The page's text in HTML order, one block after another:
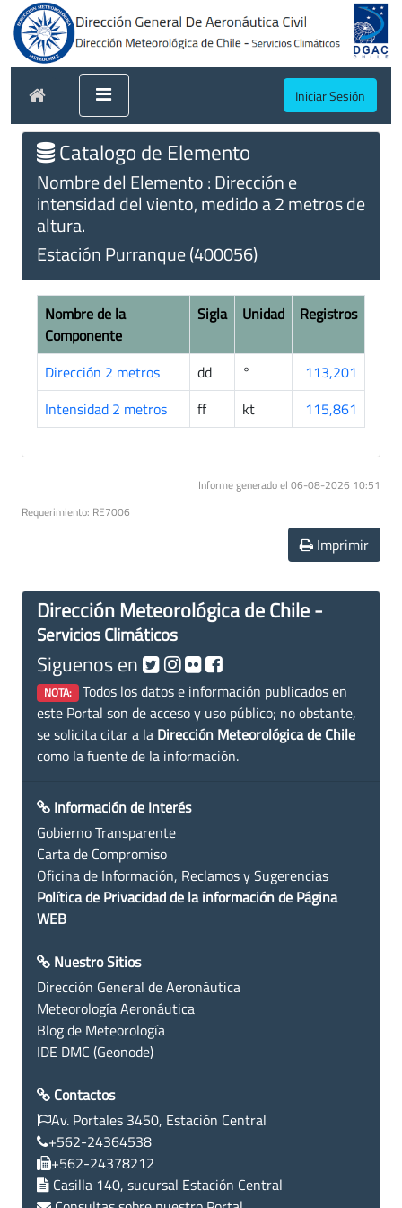
Iniciar Sesión
Catalogo de Elemento
Nombre del Elemento : Dirección e
intensidad del viento, medido a 2 metros de
altura.
Estación Purranque (400056)
Nombre de la
Componente
Sigla Unidad Registros
Dirección 2 metros dd °
113,201
Intensidad 2 metros
ff kt 115,861
Informe generado el 06-08-2026 10:51
Requerimiento: RE7006
Imprimir
Dirección Meteorológica de Chile -
Servicios Climáticos
Siguenos en
NOTA: Todos los datos e información publicados en
este Portal son de acceso y uso público; no obstante,
se solicita citar a la Dirección Meteorológica de Chile
como la fuente de la información.
Información de Interés
Gobierno Transparente
Carta de Compromiso
Oficina de Información, Reclamos y Sugerencias
Política de Privacidad de la información de Página
WEB
Nuestro Sitios
Dirección General de Aeronáutica
Meteorología Aeronáutica
Blog de Meteorología
IDE DMC (Geonode)
Contactos
Av. Portales 3450, Estación Central
+562-24364538
+562-24378212
Casilla 140, sucursal Estación Central